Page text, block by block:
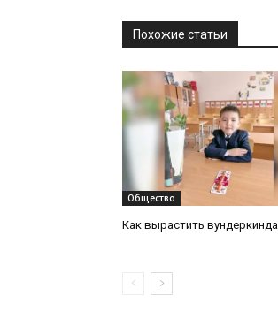
Похожие статьи
Общество
Как вырастить вундеркинда